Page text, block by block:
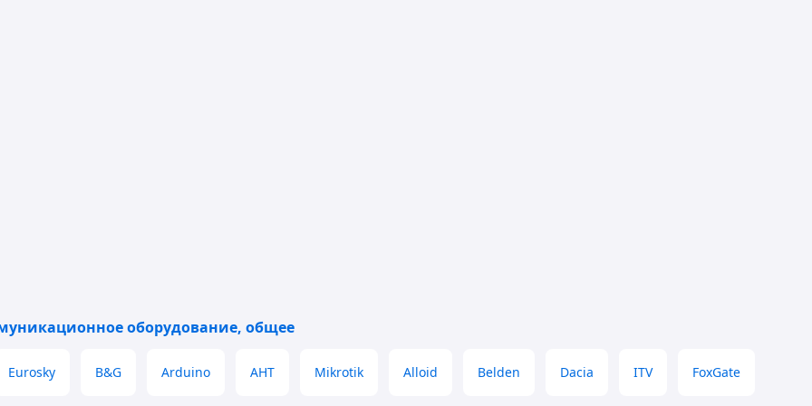
методом горячего цинкования в соответствии с
- 20-40 мкм.
оцинкованная - 2шт
оборудование, общее
Eurosky B&G Arduino АНТ Mikrotik Alloid Belden Dacia ITV FoxGate